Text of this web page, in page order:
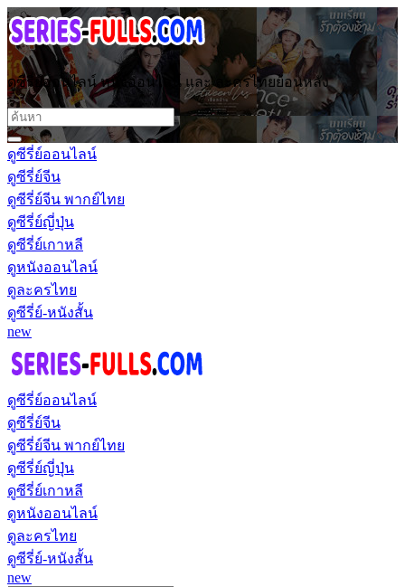
ดูซีรี่ย์ออนไลน์ หนังออนไลน์ และ ละครไทยย้อนหลัง
ดูซีรี่ย์ออนไลน์
ดูซีรี่ย์จีน
ดูซีรี่ย์จีน พากย์ไทย
ดูซีรี่ย์ญี่ปุ่น
ดูซีรี่ย์เกาหลี
ดูหนังออนไลน์
ดูละครไทย
ดูซีรี่ย์-หนังสั้น
new
ดูซีรี่ย์ออนไลน์
ดูซีรี่ย์จีน
ดูซีรี่ย์จีน พากย์ไทย
ดูซีรี่ย์ญี่ปุ่น
ดูซีรี่ย์เกาหลี
ดูหนังออนไลน์
ดูละครไทย
ดูซีรี่ย์-หนังสั้น
new